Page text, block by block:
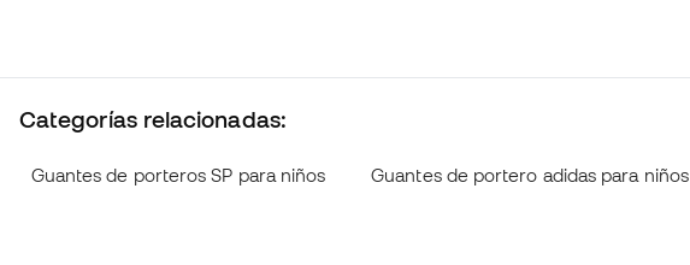
Categorías relacionadas:
Guantes de porteros SP para niños Guantes de portero adidas para niños